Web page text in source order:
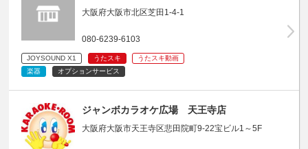
大阪府大阪市北区芝田1-4-1
080-6239-6103
JOYSOUND X1 うたスキ
うたスキ動画
楽器
オプションサービス
ジャンボカラオケ広場 天王寺店
大阪府大阪市天王寺区悲田院町9-22宝ビル1～5F